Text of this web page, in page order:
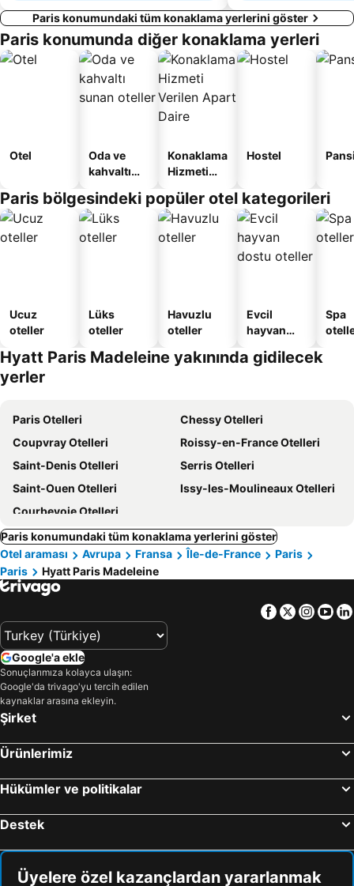
Paris konumundaki tüm konaklama yerlerini göster
Paris konumunda diğer konaklama yerleri
Otel
Oda ve
kahvaltı
oteller
Konaklama
Hizmeti
Apart
Daire
Hostel
Paris bölgesindeki popüler otel kategorileri
Ucuz
oteller
Lüks
oteller
Havuzlu
oteller
Evcil
hayvan
oteller
Spa
Hyatt Paris Madeleine yakınında gidilecek
yerler
Paris Otelleri
Chessy Otelleri
Coupvray Otelleri
Roissy-en-France Otelleri
Saint-Denis Otelleri
Serris Otelleri
Saint-Ouen Otelleri
Issy-les-Moulineaux Otelleri
Courbevoie Otelleri
Paris konumundaki tüm konaklama yerlerini göster
Otel araması
Avrupa Fransa Île-de-France
Paris
Paris
Hyatt Paris Madeleine
Facebook
Twitter
Google'a ekle
Sonuçlarımıza kolayca ulaşın:
Google'da trivago'yu tercih edilen
kaynaklar arasına ekleyin.
Şirket
Ürünlerimiz
Hükümler ve politikalar
Destek
Üyelere özel kazançlardan yararlanmak